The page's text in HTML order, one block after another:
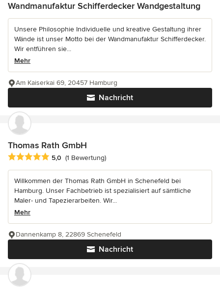
Wandmanufaktur Schifferdecker Wandgestaltung
Unsere Philosophie Individuelle und kreative Gestaltung ihrer
Wände ist unser Motto bei der Wandmanufaktur Schifferdecker.
Wir entführen sie...
Mehr
Nachricht
Am Kaiserkai 69, 20457 Hamburg
Thomas Rath GmbH
Durchschnittliche Bewertung: 5 von 5 Sternen
5,0 (1 Bewertung)
Willkommen der Thomas Rath GmbH in Schenefeld bei
Hamburg. Unser Fachbetrieb ist spezialisiert auf sämtliche
Maler- und Tapezierarbeiten. Wir...
Mehr
Nachricht
Dannenkamp 8, 22869 Schenefeld